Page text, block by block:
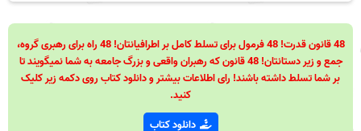
48 قانون قدرت! 48 فرمول برای تسلط کامل بر اطرافیانتان! 48 راه برای رهبری گروه،
جمع و زیر دستانتان! 48 قانون که رهبران واقعی و بزرگ جامعه به شما نمیگویند تا
بر شما تسلط داشته باشند! رای اطلاعات بیشتر و دانلود کتاب روی دکمه زیر کلیک
کنید.
دانلود کتاب